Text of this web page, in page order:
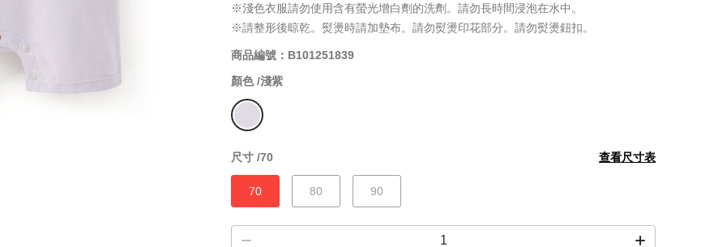
※淺色衣服請勿使用含有螢光增白劑的洗劑。請勿長時間浸泡在水中。
※請整形後晾乾。熨燙時請加墊布。請勿熨燙印花部分。請勿熨燙鈕扣。
商品編號：B101251839
顏色 /淺紫
尺寸 /70 查看尺寸表
70 80 90